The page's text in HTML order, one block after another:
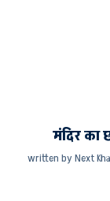
मंदिर का
written byNext